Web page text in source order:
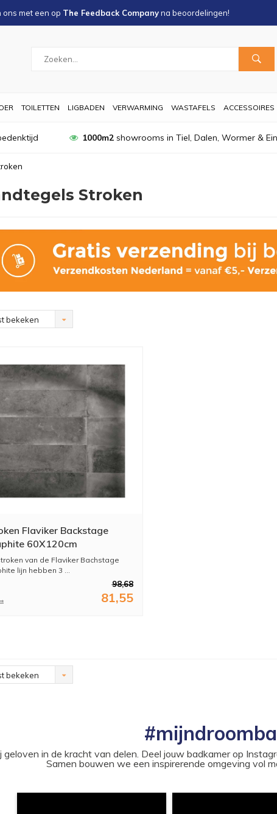
met een op The Feedback Companyna beoordelingen!
TOILETTEN LIGBADEN VERWARMING WASTAFELS ACCESSOIRES
1000m2showrooms in Tiel, Dalen, Wormer &
Stroken
bekeken
Flaviker Backstage
60X120cm
van de Flaviker Bachstage
lijn hebben 3 ...
98,68
81,55
bekeken
geloven in de kracht van delen. Deel jouw badkamer op
Samen bouwen we een inspirerende omgeving vol